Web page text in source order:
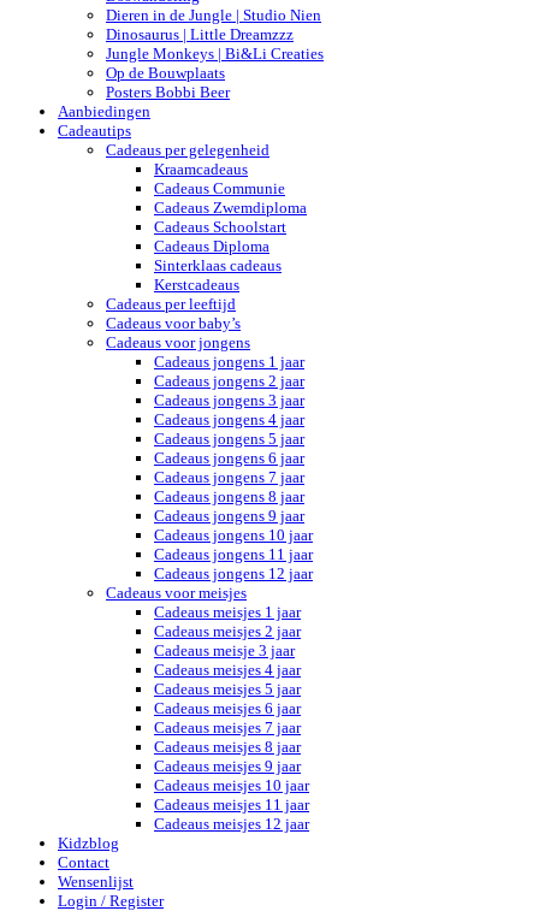
Dieren in de Jungle | Studio Nien
Dinosaurus | Little Dreamzzz
Jungle Monkeys | Bi&Li Creaties
Op de Bouwplaats
Posters Bobbi Beer
Aanbiedingen
Cadeautips
Cadeaus per gelegenheid
Kraamcadeaus
Cadeaus Communie
Cadeaus Zwemdiploma
Cadeaus Schoolstart
Cadeaus Diploma
Sinterklaas cadeaus
Kerstcadeaus
Cadeaus per leeftijd
Cadeaus voor baby’s
Cadeaus voor jongens
Cadeaus jongens 1 jaar
Cadeaus jongens 2 jaar
Cadeaus jongens 3 jaar
Cadeaus jongens 4 jaar
Cadeaus jongens 5 jaar
Cadeaus jongens 6 jaar
Cadeaus jongens 7 jaar
Cadeaus jongens 8 jaar
Cadeaus jongens 9 jaar
Cadeaus jongens 10 jaar
Cadeaus jongens 11 jaar
Cadeaus jongens 12 jaar
Cadeaus voor meisjes
Cadeaus meisjes 1 jaar
Cadeaus meisjes 2 jaar
Cadeaus meisje 3 jaar
Cadeaus meisjes 4 jaar
Cadeaus meisjes 5 jaar
Cadeaus meisjes 6 jaar
Cadeaus meisjes 7 jaar
Cadeaus meisjes 8 jaar
Cadeaus meisjes 9 jaar
Cadeaus meisjes 10 jaar
Cadeaus meisjes 11 jaar
Cadeaus meisjes 12 jaar
Kidzblog
Contact
Wensenlijst
Login / Register